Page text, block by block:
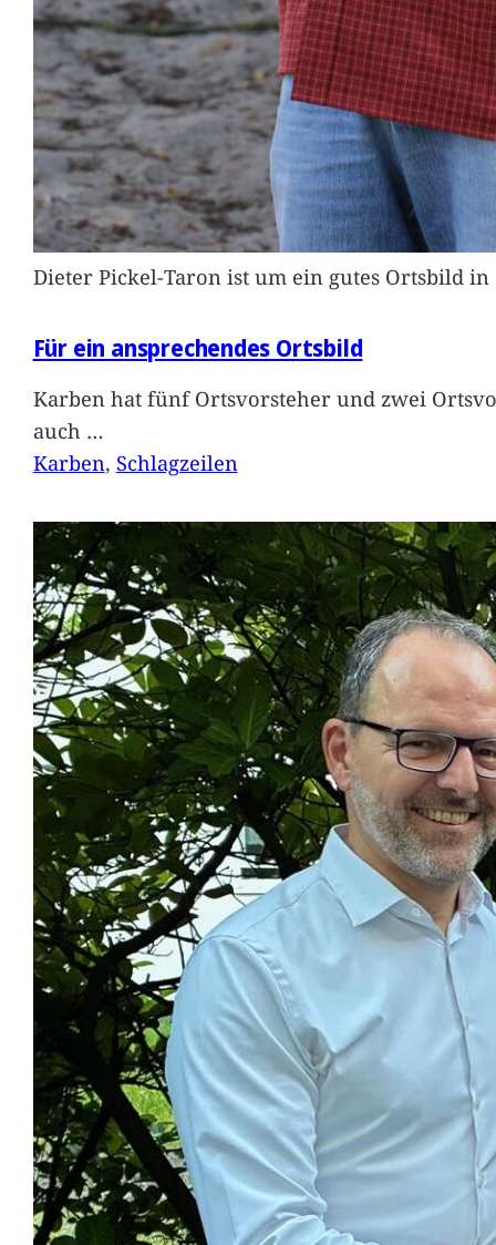
Dieter Pickel-Taron ist um ein gutes Ortsbild
Für ein ansprechendes Ortsbild
Karben hat fünf Ortsvorsteher und zwei
auch …
Karben, Schlagzeilen